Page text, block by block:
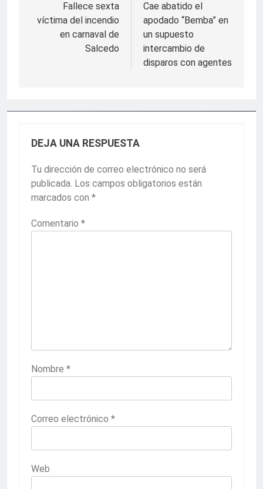
entradas
Fallece sexta
víctima del incendio
en carnaval de
Salcedo
Cae abatido el
apodado “Bemba” en
un supuesto
intercambio de
disparos con agentes
DEJA UNA RESPUESTA
Tu dirección de correo electrónico no será
publicada. Los campos obligatorios están
marcados con *
Comentario *
Nombre *
Correo electrónico *
Web